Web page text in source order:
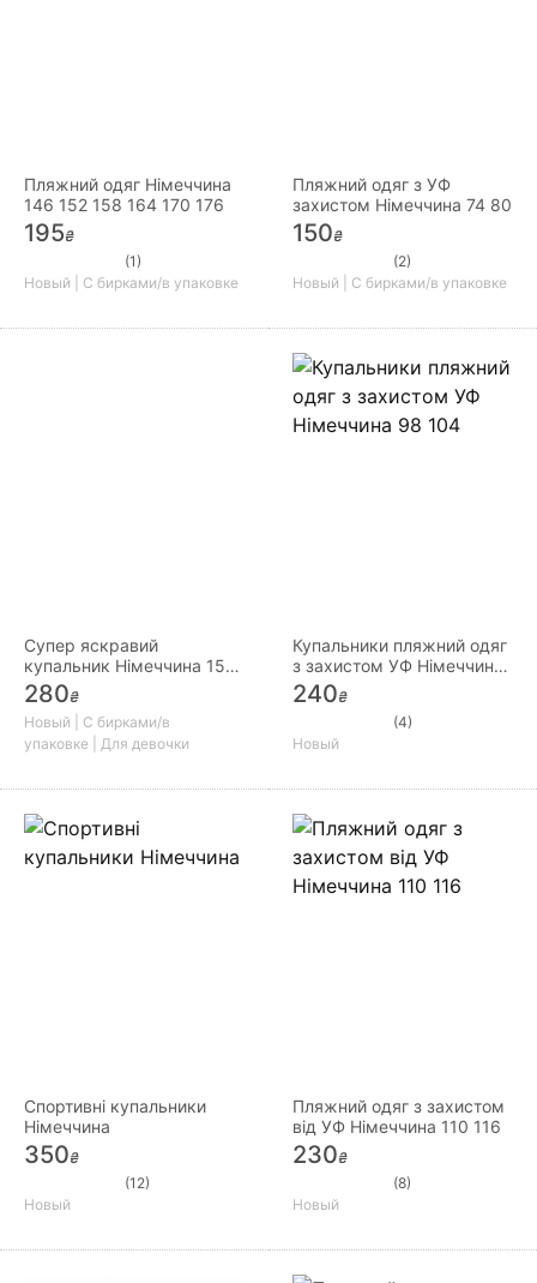
Пляжний одяг Німеччина
146 152 158 164 170 176
195₴
(1)
Новый | С бирками/в упаковке
Пляжний одяг з УФ
захистом Німеччина 74 80
150₴
(2)
Новый | С бирками/в упаковке
Супер яскравий
купальник Німеччина 158
164
280₴
Новый | С бирками/в
упаковке | Для девочки
Купальники пляжний одяг
з захистом УФ Німеччина
98 104
240₴
(4)
Новый
Спортивні купальники
Німеччина
350₴
(12)
Новый
Пляжний одяг з захистом
від УФ Німеччина 110 116
230₴
(8)
Новый